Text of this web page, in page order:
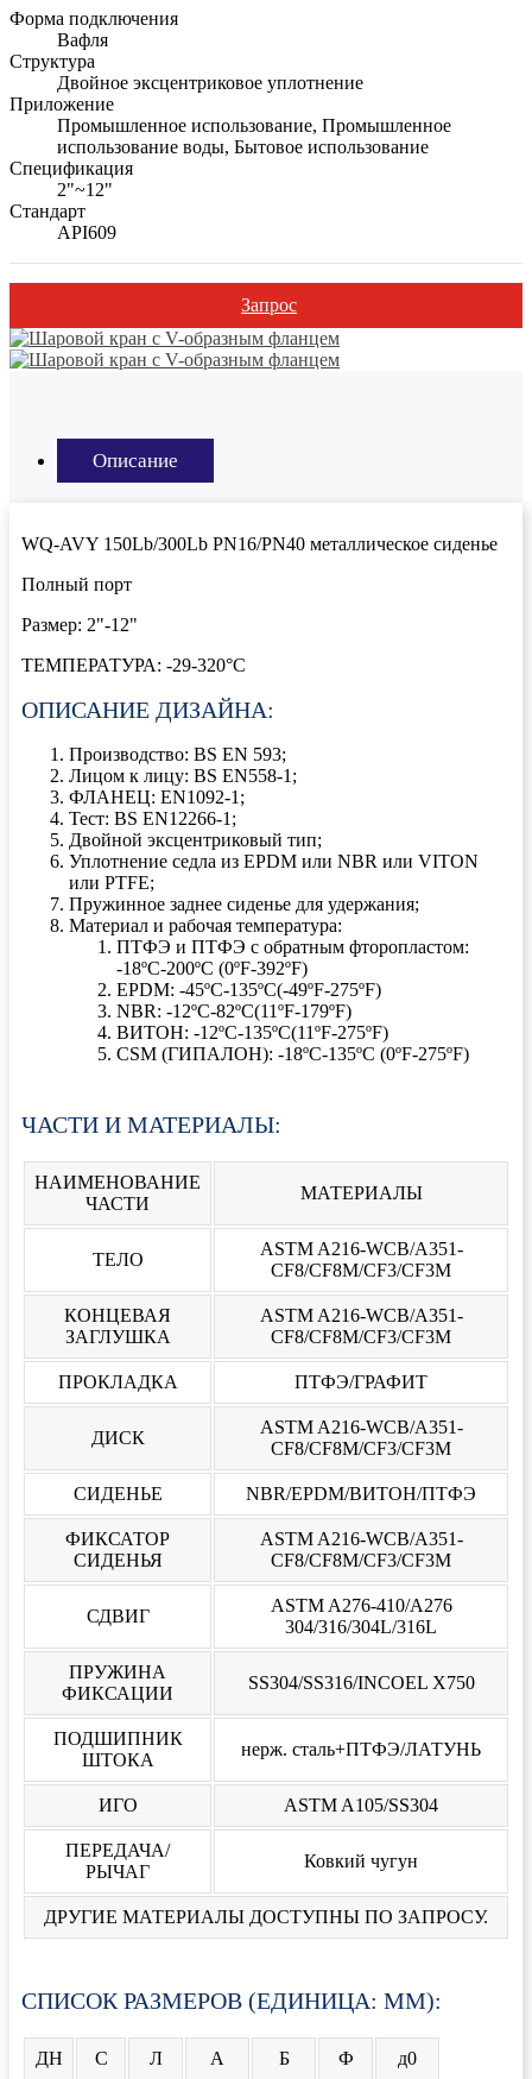
Форма подключения
Вафля
Структура
Двойное эксцентриковое уплотнение
Приложение
Промышленное использование, Промышленное
использование воды, Бытовое использование
Спецификация
2"~12"
Стандарт
API609
Запрос
Описание
WQ-AVY 150Lb/300Lb PN16/PN40 металлическое сиденье
Полный порт
Размер: 2"-12"
ТЕМПЕРАТУРА: -29-320°C
ОПИСАНИЕ ДИЗАЙНА:
Производство: BS EN 593;
Лицом к лицу: BS EN558-1;
ФЛАНЕЦ: EN1092-1;
Тест: BS EN12266-1;
Двойной эксцентриковый тип;
Уплотнение седла из EPDM или NBR или VITON
или PTFE;
Пружинное заднее сиденье для удержания;
Материал и рабочая температура:
ПТФЭ и ПТФЭ с обратным фторопластом:
-18ºC-200ºC (0ºF-392ºF)
EPDM: -45ºC-135ºC(-49ºF-275ºF)
NBR: -12ºC-82ºC(11ºF-179ºF)
ВИТОН: -12ºC-135ºC(11ºF-275ºF)
CSM (ГИПАЛОН): -18ºC-135ºC (0ºF-275ºF)
ЧАСТИ И МАТЕРИАЛЫ:
НАИМЕНОВАНИЕ
ЧАСТИ
МАТЕРИАЛЫ
ТЕЛО
ASTM A216-WCB/A351-
CF8/CF8M/CF3/CF3M
КОНЦЕВАЯ
ЗАГЛУШКА
ASTM A216-WCB/A351-
CF8/CF8M/CF3/CF3M
ПРОКЛАДКА ПТФЭ/ГРАФИТ
ДИСК
ASTM A216-WCB/A351-
CF8/CF8M/CF3/CF3M
СИДЕНЬЕ NBR/EPDM/ВИТОН/ПТФЭ
ФИКСАТОР
СИДЕНЬЯ
ASTM A216-WCB/A351-
CF8/CF8M/CF3/CF3M
СДВИГ
ASTM A276-410/A276
304/316/304L/316L
ПРУЖИНА
ФИКСАЦИИ
SS304/SS316/INCOEL X750
ПОДШИПНИК
ШТОКА
нерж. сталь+ПТФЭ/ЛАТУНЬ
ИГО ASTM A105/SS304
ПЕРЕДАЧА/
РЫЧАГ
Ковкий чугун
ДРУГИЕ МАТЕРИАЛЫ ДОСТУПНЫ ПО ЗАПРОСУ.
СПИСОК РАЗМЕРОВ (ЕДИНИЦА: ММ):
ДН С Л А Б Ф д0